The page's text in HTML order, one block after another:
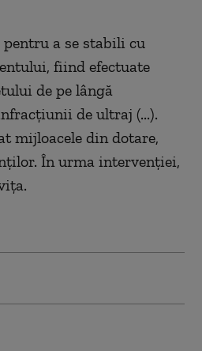
a se stabili cu
fiind efectuate
de pe lângă
de ultraj (...).
mijloacele din dotare,
În urma intervenţiei,